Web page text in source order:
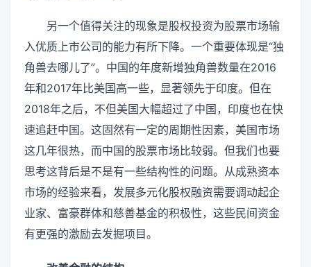
另一个值得关注的现象是股权投资为股票市场输
入优质上市公司的能力有所下降。一个重要体现是“独
角兽去哪儿了”。中国的年度新增独角兽数量在2016
年和2017年比美国高一些，显著领先于印度。但在
2018年之后，不但美国大幅超过了中国，印度也在快
速追赶中国。这固然有一定的周期性因素，美国市场
这几年很热，而中国的股票市场比较弱。但我们也要
思考这背后是不是有一些结构性的问题。从成熟资本
市场的经验来看，发展多元化股权融资需要调动起企
业家、富豪群体和慈善基金的积极性，这些民间资金
有更强的激励去发掘项目。